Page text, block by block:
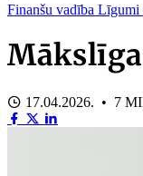
Finanšu vadība Līgumi
17.04.2026. • 7